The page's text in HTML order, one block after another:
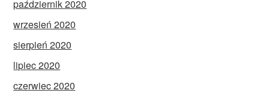
październik 2020
wrzesień 2020
sierpień 2020
lipiec 2020
czerwiec 2020